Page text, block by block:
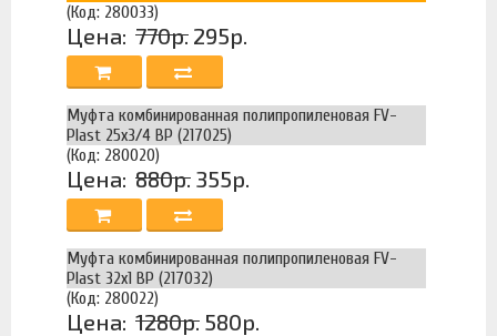
(Код: 280033)
Цена: 770р. 295р.
Муфта комбинированная полипропиленовая FV-
Plast 25х3/4 ВР (217025)
(Код: 280020)
Цена: 880р. 355р.
Муфта комбинированная полипропиленовая FV-
Plast 32х1 ВР (217032)
(Код: 280022)
Цена: 1280р. 580р.